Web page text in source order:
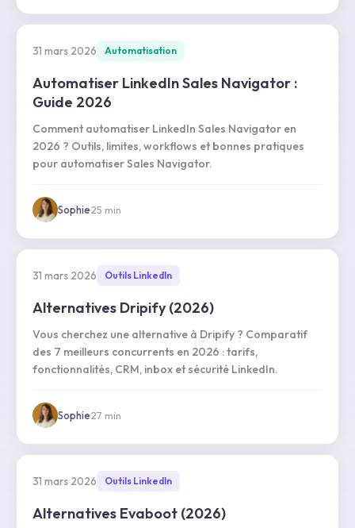
31 mars 2026 Automatisation
Automatiser LinkedIn Sales Navigator :
Guide 2026
Comment automatiser LinkedIn Sales Navigator en
2026 ? Outils, limites, workflows et bonnes pratiques
pour automatiser Sales Navigator.
Sophie·25 min
31 mars 2026 Outils LinkedIn
Alternatives Dripify (2026)
Vous cherchez une alternative à Dripify ? Comparatif
des 7 meilleurs concurrents en 2026 : tarifs,
fonctionnalités, CRM, inbox et sécurité LinkedIn.
Sophie·27 min
31 mars 2026 Outils LinkedIn
Alternatives Evaboot (2026)